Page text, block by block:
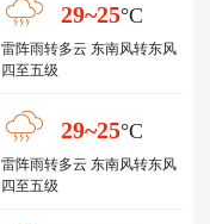
29~25°C
雷阵雨转多云 东南风转东风
四至五级
29~25°C
雷阵雨转多云 东南风转东风
四至五级